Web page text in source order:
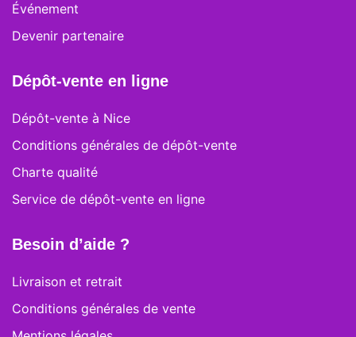
Événement
Devenir partenaire
Dépôt-vente en ligne
Dépôt-vente à Nice
Conditions générales de dépôt-vente
Charte qualité
Service de dépôt-vente en ligne
Besoin d’aide ?
Livraison et retrait
Conditions générales de vente